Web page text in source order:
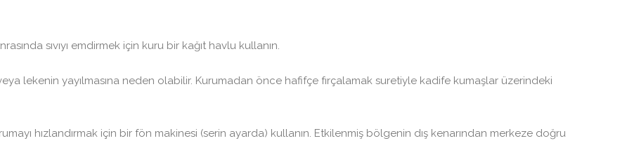
sıvıyı emdirmek için kuru bir kağıt havlu kullanın.
lekenin yayılmasına neden olabilir. Kurumadan önce hafifçe fırçalamak suretiyle kadife kumaşlar üzerindeki
hızlandırmak için bir fön makinesi (serin ayarda) kullanın. Etkilenmiş bölgenin dış kenarından merkeze doğru